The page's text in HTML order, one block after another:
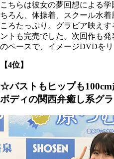
こちらは彼女の夢回想による
ちろん、体操着、スクール水
ころたっぷり。グラビア映え
ントも完売でした。次回作も
のペースで、イメージDVDを
【4位】
☆バストもヒップも
ボディの関西弁癒し系グラ